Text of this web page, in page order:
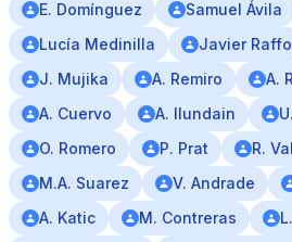
E. Domínguez
Samuel Ávila
Lucía Medinilla
Javier Raffo
J. Mujika
A. Remiro A.
A. Cuervo
A. Ilundain
O. Romero
P. Prat R.
M.A. Suarez
V. Andrade
A. Katic
M. Contreras